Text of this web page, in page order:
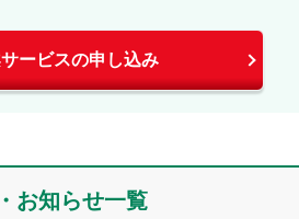
ービスの申し込み
お知らせ一覧